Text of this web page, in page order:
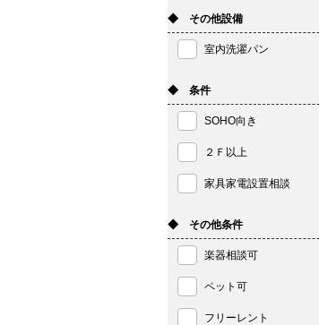
◆ その他設備
室内洗濯パン
◆ 条件
SOHO向き
２Ｆ以上
家具家電設置相談
◆ その他条件
楽器相談可
ペット可
フリーレント